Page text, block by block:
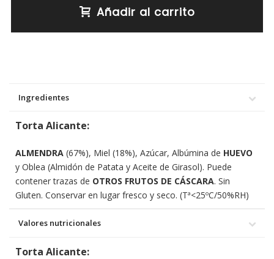
Añadir al carrito
Ingredientes
Torta Alicante:
ALMENDRA (67%), Miel (18%), Azúcar, Albúmina de HUEVO
y Oblea (Almidón de Patata y Aceite de Girasol). Puede
contener trazas de OTROS FRUTOS DE CÁSCARA. Sin
Gluten. Conservar en lugar fresco y seco. (Tª<25ºC/50%RH)
Valores nutricionales
Torta Alicante: